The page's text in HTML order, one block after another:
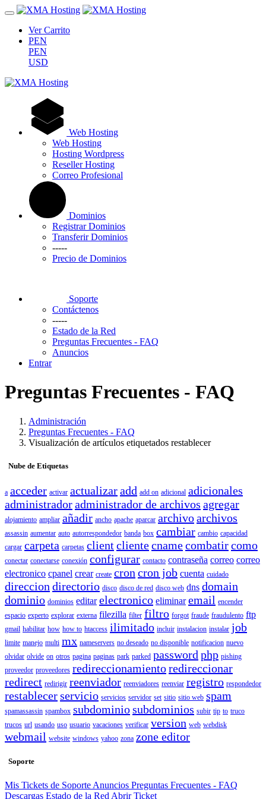
Ver Carrito
PEN
PEN
USD
Web Hosting
Web Hosting
Hosting Wordpress
Reseller Hosting
Correo Profesional
Dominios
Registrar Dominios
Transferir Dominios
-----
Precio de Dominios
Soporte
Contáctenos
-----
Estado de la Red
Preguntas Frecuentes - FAQ
Anuncios
Entrar
Preguntas Frecuentes - FAQ
Administración
Preguntas Frecuentes - FAQ
Visualización de artículos etiquetados restablecer
Nube de Etiquetas
a acceder activar actualizaradd add on adicional adicionales
administradoradministrador de archivos agregar
alojamiento ampliar añadir ancho apache aparcar archivoarchivos
assassin aumentar auto autorrespondedor banda box cambiar cambio capacidad
cargar carpeta carpetas clientclientecnamecombatircomo
conectar conectarse conexión configurar contacto contraseña correo correo
electronico cpanel crear create cron cron job cuenta cuidado
direccion directorio disco disco de red disco web dns domain
dominio dominios editar electronico eliminar email encender
espacio experto explorar externa filezilla filter filtro forgot fraude fraudulento ftp
gmail habilitar how how to htaccess ilimitado incluir instalacion instalar job
limite manejo multi mx nameservers no deseado no disponible notificacion nuevo
olvidar olvide on otros pagina paginas park parked password php pishing
proveedor proveedores redireccionamientoredireccionar
redirect redirigir reenviador reenviadores reenviar registro respondedor
restablecerservicio servicios servidor set sitio sitio web spam
spamassassin spambox subdominiosubdominios subir tip to truco
trucos url usando uso usuario vacaciones verificar version web webdisk
webmail website windows yahoo zona zone editor
Soporte
Mis Tickets de Soporte Anuncios Preguntas Frecuentes - FAQ
Descargas Estado de la Red Abrir Ticket